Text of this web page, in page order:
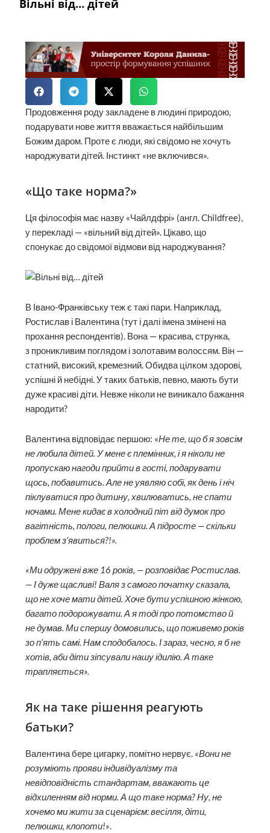
Вільні від… дітей
Продовження роду закладене в людині природою,
подарувати нове життя вважається найбільшим
Божим даром. Проте є люди, які свідомо не хочуть
народжувати дітей. Інстинкт «не включився».
«Що таке норма?»
Ця філософія має назву «Чайлд­фрі» (англ. Childfree),
у перекладі — «вільний від дітей». Цікаво, що
спонукає до свідомої відмови від народжування?
В Івано-Франківську теж є такі пари. Наприклад,
Ростислав і Валентина (тут і далі імена змінені на
прохання респондентів). Вона — красива, струнка,
з проникливим поглядом і золотавим волоссям. Він —
статний, високий, кремезний. Обидва цілком здорові,
успішні й небідні. У таких батьків, певно, мають бути
дуже красиві діти. Невже ніколи не виникало бажання
народити?
Валентина відповідає першою: «Не те, що б я зовсім
не любила дітей. У мене є племінник, і я ніколи не
пропускаю нагоди прийти в гості, подарувати
щось, побавитись. Але не уявляю собі, як день і ніч
піклуватися про дитину, хвилюватись, не спати
ночами. Мене кидає в холодний піт від думок про
вагітність, пологи, пелюшки. А підросте — скільки
проблем з’явиться?!».
«Ми одружені вже 16 років, — розповідає Ростислав.
— І дуже щасливі! Валя з самого початку сказала,
що не хоче мати дітей. Хоче бути успішною жінкою,
багато подорожувати. А я тоді про потомство й
не думав. Ми спершу домовились, що поживемо років
зо п’ять самі. Нам сподобалось. І зараз, чесно, я б не
хотів, аби діти зіпсували нашу ідилію. А таке
трапляється».
Як на таке рішення реагують
батьки?
Валентина бере цигарку, помітно нервує. «Вони не
розуміють прояви індивідуалізму та
невідповідність стандартам, вважають це
відхиленням від норми. А що таке норма? Ну, не
хочемо ми жити за сценарієм: весілля, діти,
пелюшки, клопоти!».